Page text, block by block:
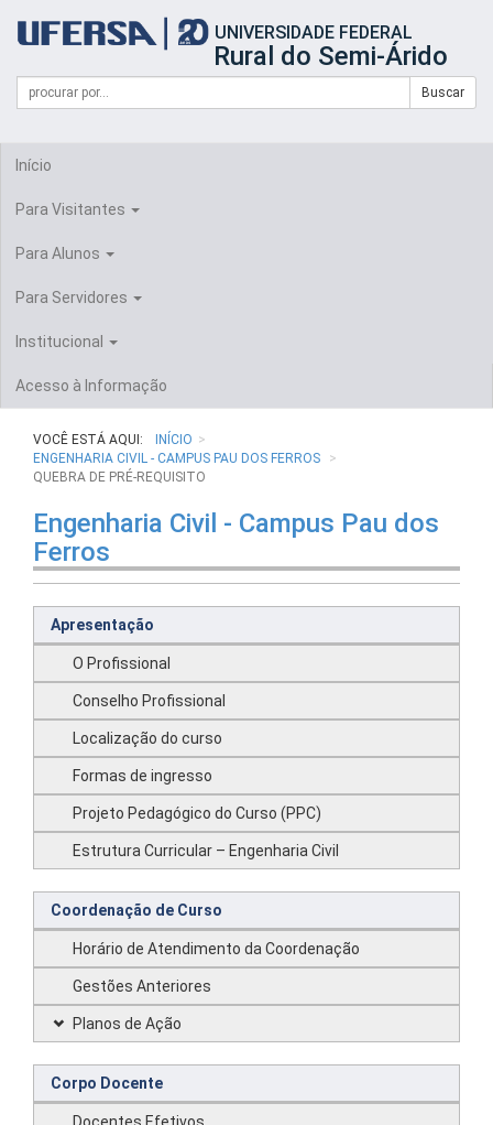
portal
UFERSA
UNIVERSIDADE FEDERAL
Rural do Semi-Árido
Formulário
Busca
Campo
de
Buscar
Início
Para Visitantes
Para Alunos
Para Servidores
Institucional
Acesso à Informação
VOCÊ ESTÁ AQUI:
INÍCIO
ENGENHARIA CIVIL - CAMPUS PAU DOS FERROS
QUEBRA DE PRÉ-REQUISITO
Engenharia Civil - Campus Pau dos
Ferros
Apresentação
O Profissional
Conselho Profissional
Localização do curso
Formas de ingresso
Projeto Pedagógico do Curso (PPC)
Estrutura Curricular – Engenharia Civil
Coordenação de Curso
Horário de Atendimento da Coordenação
Gestões Anteriores
Planos de Ação
Corpo Docente